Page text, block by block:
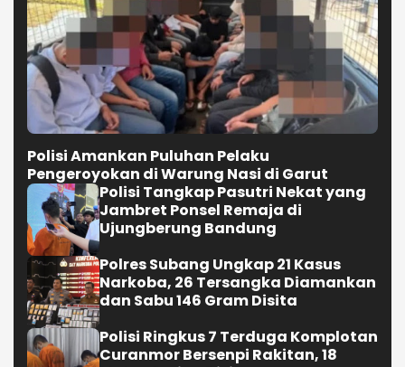
Polisi Amankan Puluhan Pelaku
Pengeroyokan di Warung Nasi di Garut
Polisi Tangkap Pasutri Nekat yang
Jambret Ponsel Remaja di
Ujungberung Bandung
Polres Subang Ungkap 21 Kasus
Narkoba, 26 Tersangka Diamankan
dan Sabu 146 Gram Disita
Polisi Ringkus 7 Terduga Komplotan
Curanmor Bersenpi Rakitan, 18